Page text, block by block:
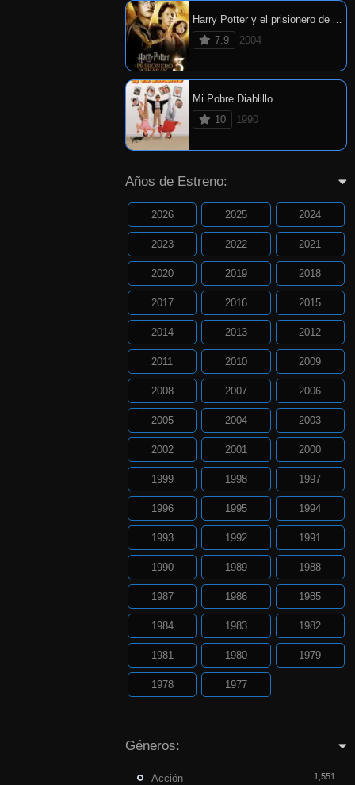
Harry Potter y el prisionero de Azkaban
7.9
2004
Mi Pobre Diablillo
10
1990
Años de Estreno:
2026 2025 2024
2023 2022 2021
2020 2019 2018
2017 2016 2015
2014 2013 2012
2011 2010 2009
2008 2007 2006
2005 2004 2003
2002 2001 2000
1999 1998 1997
1996 1995 1994
1993 1992 1991
1990 1989 1988
1987 1986 1985
1984 1983 1982
1981 1980 1979
1978 1977
Géneros:
Acción 1,551